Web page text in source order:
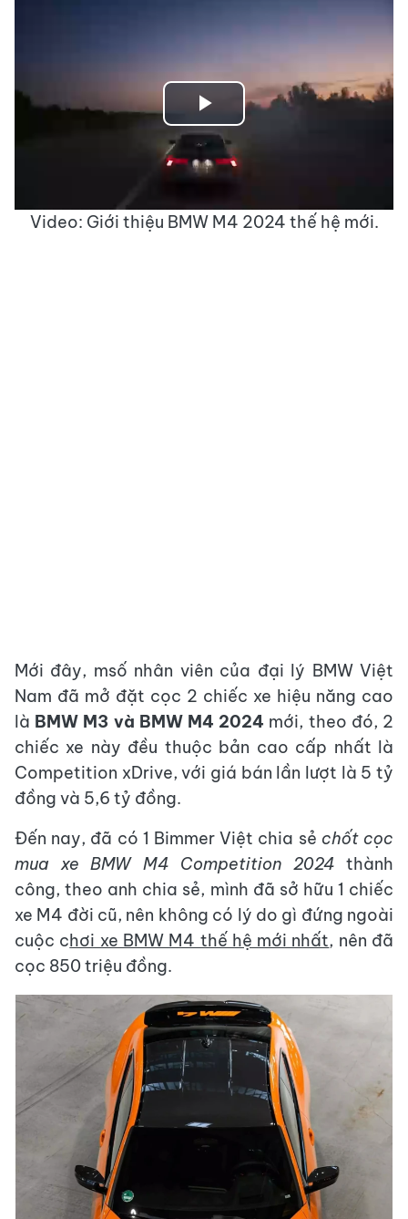
Play
Video
Video: Giới thiệu BMW M4 2024 thế hệ mới.
Mới đây, msố nhân viên của đại lý BMW Việt
Nam đã mở đặt cọc 2 chiếc xe hiệu năng cao
là BMW M3 và BMW M4 2024 mới, theo đó, 2
chiếc xe này đều thuộc bản cao cấp nhất là
Competition xDrive, với giá bán lần lượt là 5 tỷ
đồng và 5,6 tỷ đồng.
Đến nay, đã có 1 Bimmer Việt chia sẻ chốt cọc
mua xe BMW M4 Competition 2024 thành
công, theo anh chia sẻ, mình đã sở hữu 1 chiếc
xe M4 đời cũ, nên không có lý do gì đứng ngoài
cuộc chơi xe BMW M4 thế hệ mới nhất, nên đã
cọc 850 triệu đồng.